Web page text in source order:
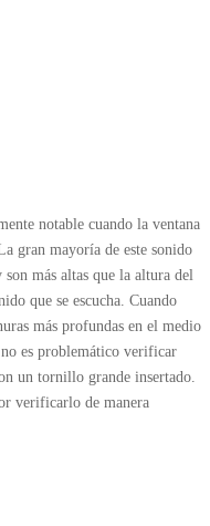
notable cuando la ventana
gran mayoría de este sonido
son más altas que la altura del
que se escucha. Cuando
más profundas en el medio
es problemático verificar
un tornillo grande insertado.
verificarlo de manera